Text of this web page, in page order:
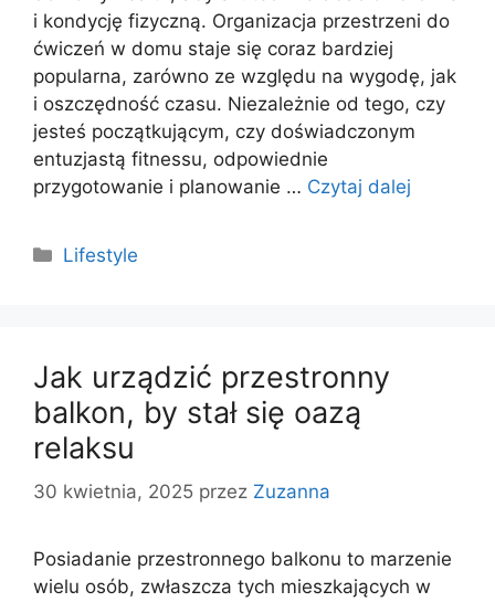
i kondycję fizyczną. Organizacja przestrzeni do
ćwiczeń w domu staje się coraz bardziej
popularna, zarówno ze względu na wygodę, jak
i oszczędność czasu. Niezależnie od tego, czy
jesteś początkującym, czy doświadczonym
entuzjastą fitnessu, odpowiednie
przygotowanie i planowanie … Czytaj dalej
Kategorie
Lifestyle
Jak urządzić przestronny
balkon, by stał się oazą
relaksu
30 kwietnia, 2025 przez Zuzanna
Posiadanie przestronnego balkonu to marzenie
wielu osób, zwłaszcza tych mieszkających w